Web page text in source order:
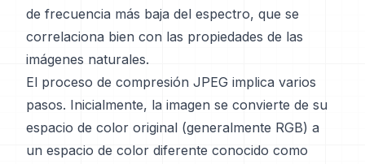
de frecuencia más baja del espectro, que se
correlaciona bien con las propiedades de las
imágenes naturales.
El proceso de compresión JPEG implica varios
pasos. Inicialmente, la imagen se convierte de su
espacio de color original (generalmente RGB) a
un espacio de color diferente conocido como